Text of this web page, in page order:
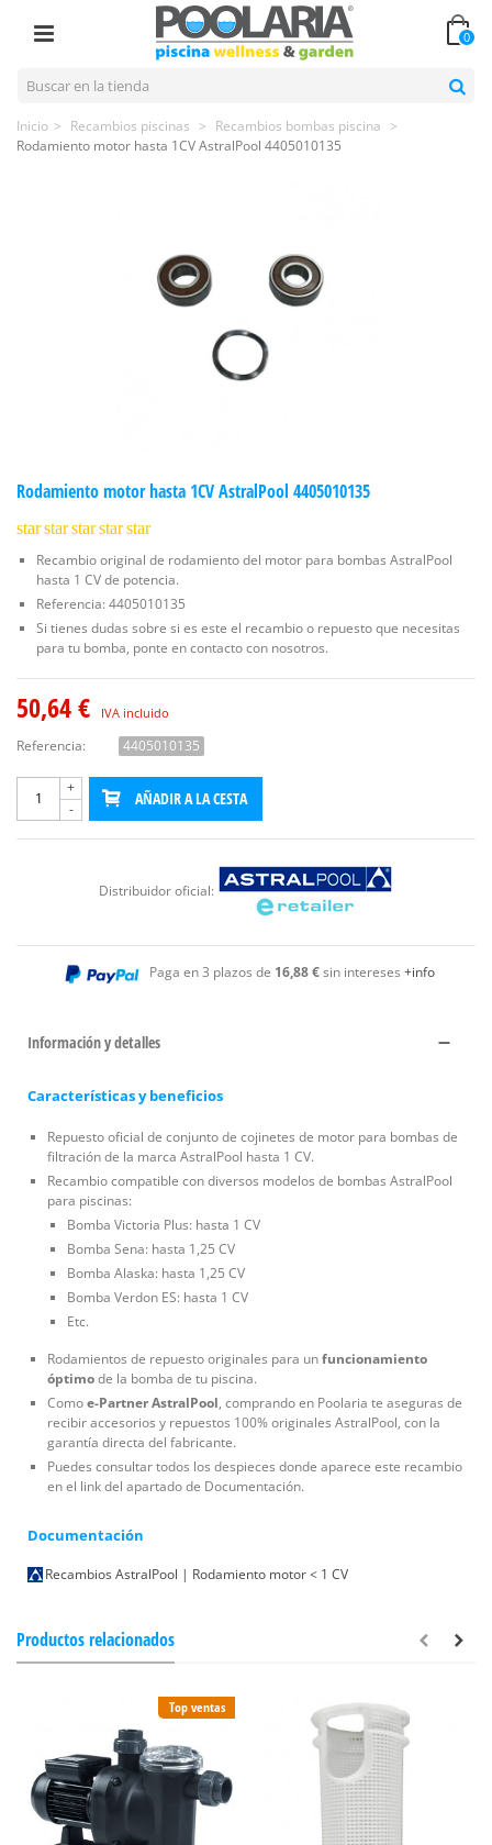
0
Inicio > Recambios piscinas > Recambios bombas piscina >
Rodamiento motor hasta 1CV AstralPool 4405010135
Rodamiento motor hasta 1CV AstralPool 4405010135
starstarstarstarstar
Recambio original de rodamiento del motor para bombas AstralPool
hasta 1 CV de potencia.
Referencia: 4405010135
Si tienes dudas sobre si es este el recambio o repuesto que necesitas
para tu bomba, ponte en contacto con nosotros.
50,64 € IVA incluido
Referencia: 4405010135
-
+
AÑADIR A LA CESTA
Distribuidor oficial:
Paga en 3 plazos de 16,88 €sin intereses +info
Información y detalles
Características y beneficios
Repuesto oficial de conjunto de cojinetes de motor para bombas de
filtración de la marca AstralPool hasta 1 CV.
Recambio compatible con diversos modelos de bombas AstralPool
para piscinas:
Bomba Victoria Plus: hasta 1 CV
Bomba Sena: hasta 1,25 CV
Bomba Alaska: hasta 1,25 CV
Bomba Verdon ES: hasta 1 CV
Etc.
Rodamientos de repuesto originales para unfuncionamiento
óptimode la bomba de tu piscina.
Comoe-Partner AstralPool, comprando en Poolaria te aseguras de
recibir accesorios y repuestos 100% originales AstralPool, con la
garantía directa del fabricante.
Puedes consultar todos los despieces donde aparece este recambio
en el link del apartado de Documentación.
Documentación
Recambios AstralPool | Rodamiento motor < 1 CV
Productos relacionados
Top ventas